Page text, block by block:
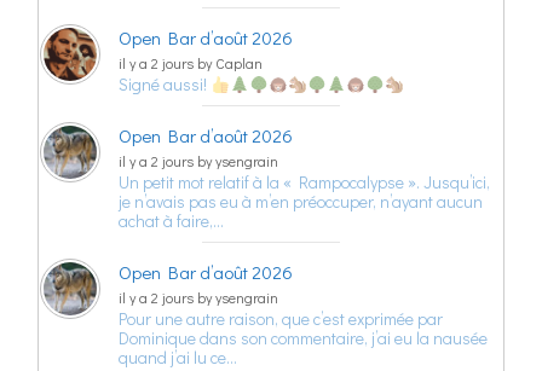
Open Bar d’août 2026
il y a 2 jours by Caplan
Signé aussi!
Open Bar d’août 2026
il y a 2 jours by ysengrain
Un petit mot relatif à la « Rampocalypse ». Jusqu’ici,
je n’avais pas eu à m’en préoccuper, n’ayant aucun
achat à faire,…
Open Bar d’août 2026
il y a 2 jours by ysengrain
Pour une autre raison, que c’est exprimée par
Dominique dans son commentaire, j’ai eu la nausée
quand j’ai lu ce…